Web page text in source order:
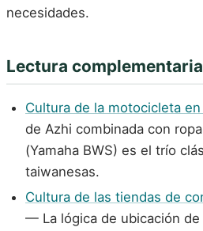
necesidades.
Lectura complementaria
Cultura de la motocicleta en
de Azhi combinada con
(Yamaha BWS) es el trío
taiwanesas.
Cultura de las tiendas de
— La lógica de ubicación